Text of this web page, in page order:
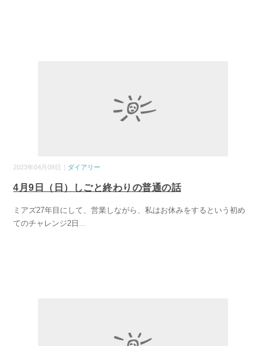
2023年04月09日｜ ダイアリー
4月9日（日）しごと終わりの普通の話
ミアズ27年目にして、営業しながら、私はお休みをするという初め
てのチャレンジ2日 ...